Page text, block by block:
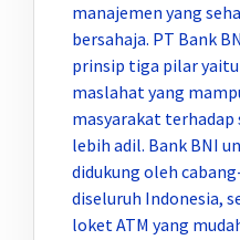
manajemen yang
bersahaja. PT Bank
prinsip tiga pilar
maslahat yang
masyarakat
lebih adil. Bank BNI
didukung oleh
diseluruh Indonesia,
loket ATM yang